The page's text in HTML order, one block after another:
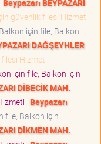
Beypazarı BEYPAZARI
güvenlik filesi Hizmeti
Balkon için file, Balkon
DAĞŞEYHLER
Hizmeti
için file, Balkon için
DİBECİK MAH.
Beypazarı
file, Balkon için
DİKMEN MAH.